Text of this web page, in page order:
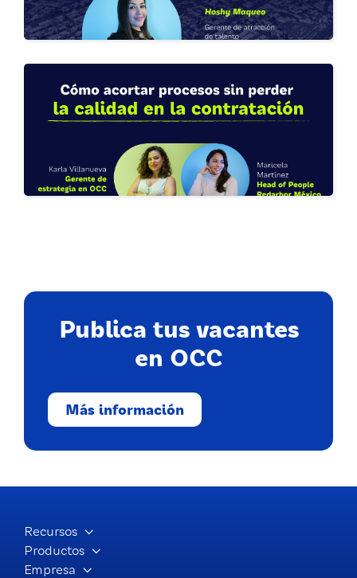
OCC Talks
Estrategias para atraer perfiles
difíciles en tu zona.
calidad en la contratación.
Publica tus vacantes
en OCC
Más información
Recursos
Productos
Empresa